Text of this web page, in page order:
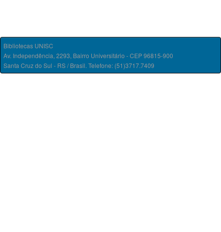
Bibliotecas UNISC
Av. Independência, 2293, Bairro Universitário - CEP 96815-900
Santa Cruz do Sul - RS / Brasil. Telefone: (51)3717.7409